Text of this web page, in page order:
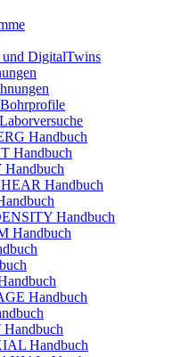
DigitalTwins
Handbuch
Handbuch
Handbuch
Handbuch
Handbuch
Handbuch
Handbuch